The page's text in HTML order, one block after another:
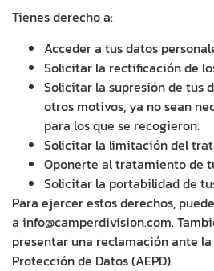
Tienes derecho a:
Acceder a tus datos
Solicitar la rectificación de
Solicitar la supresión de tus
otros motivos, ya no sean
para los que se recogieron.
Solicitar la limitación del
Oponerte al tratamiento de
Solicitar la portabilidad de
Para ejercer estos derechos,
a info@camperdivision.com.
presentar una reclamación ante
Protección de Datos (AEPD).